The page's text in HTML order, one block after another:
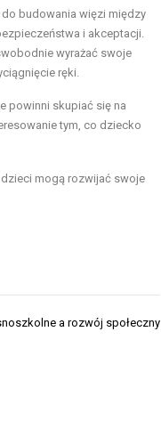
budowania więzi między
i akceptacji.
wyrażać swoje
ręki.
powinni skupiać się na
tym, co dziecko
mogą rozwijać swoje
a rozwój społeczny